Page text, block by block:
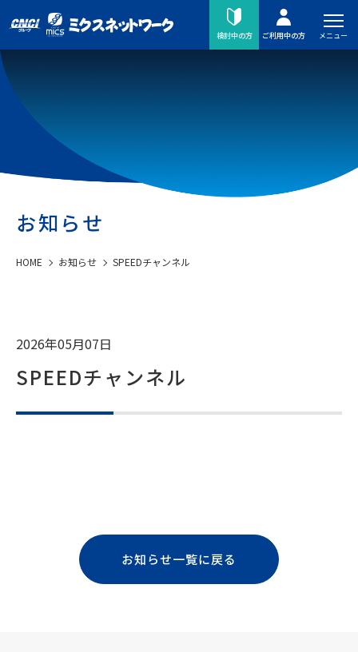
検討中の方 ご利用中の方 メニュー
お知らせ
HOME お知らせ SPEEDチャンネル
2026年05月07日
SPEEDチャンネル
お知らせ一覧に戻る